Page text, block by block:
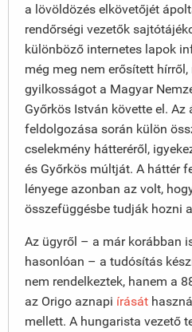
a lövöldözés elkövetőjét
rendőrségi vezetők
különböző internetes lapok
még meg nem erősített
gyilkosságot a Magyar
Győrkös István követte el.
feldolgozása során külön
cselekmény hátteréről,
és Győrkös múltját. A háttér
lényege azonban az volt,
összefüggésbe tudják hozni
Az ügyről – a már korábban
hasonlóan – a tudósítás
nem rendelkeztek, hanem a
az Origo aznapi írását
mellett. A hungarista vezető